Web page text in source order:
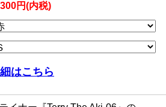
円(内税)
はこちら